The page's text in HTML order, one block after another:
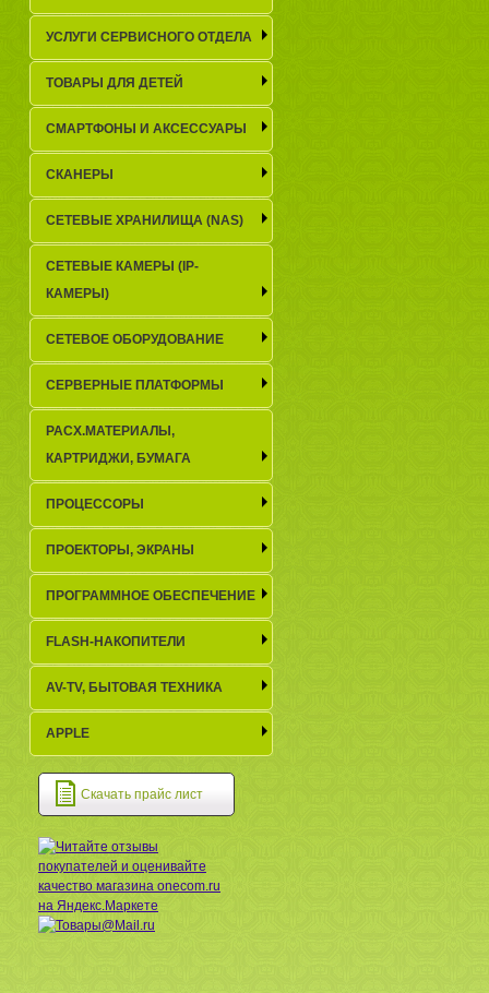
УСЛУГИ СЕРВИСНОГО ОТДЕЛА
ТОВАРЫ ДЛЯ ДЕТЕЙ
СМАРТФОНЫ И АКСЕССУАРЫ
СКАНЕРЫ
СЕТЕВЫЕ ХРАНИЛИЩА (NAS)
СЕТЕВЫЕ КАМЕРЫ (IP-
КАМЕРЫ)
СЕТЕВОЕ ОБОРУДОВАНИЕ
СЕРВЕРНЫЕ ПЛАТФОРМЫ
РАСХ.МАТЕРИАЛЫ,
КАРТРИДЖИ, БУМАГА
ПРОЦЕССОРЫ
ПРОЕКТОРЫ, ЭКРАНЫ
ПРОГРАММНОЕ ОБЕСПЕЧЕНИЕ
FLASH-НАКОПИТЕЛИ
AV-TV, БЫТОВАЯ ТЕХНИКА
APPLE
Скачать прайс лист